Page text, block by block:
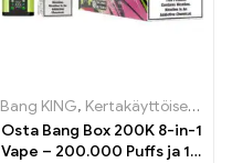
,Kertakäyttöiset
Bang KING, Kertakäyttöiset e-savukkeet
Osta Bang Box 200K 8-in-1
Vape – 200.000 Puffs ja 10